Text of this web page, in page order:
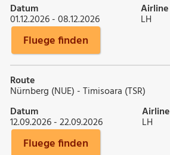
Datum
01.12.2026 - 08.12.2026
Airline
LH
Fluege finden
Route
Nürnberg (NUE) - Timisoara (TSR)
Datum
12.09.2026 - 22.09.2026
Airline
LH
Fluege finden